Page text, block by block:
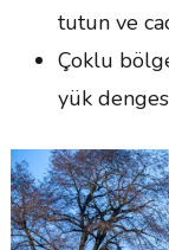
tutun ve
Çoklu
yük